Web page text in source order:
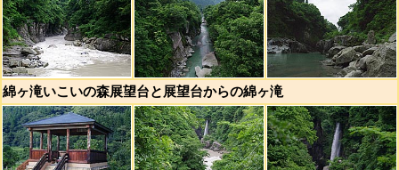
綿ヶ滝いこいの森展望台と展望台からの綿ヶ滝